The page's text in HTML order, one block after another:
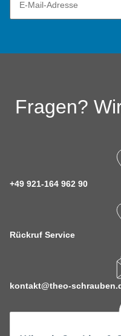
Fragen?
+49 921-164 962 90
Rückruf Service
kontakt@theo-